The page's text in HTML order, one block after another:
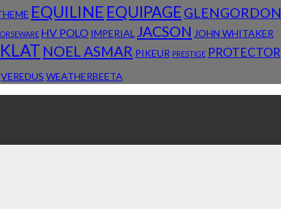
EQUILINE EQUIPAGE GLENGORDON
HV POLO IMPERIAL JACSON JOHN WHITAKER
NOEL ASMAR PIKEUR PRESTIGE PROTECTOR
VEREDUS WEATHERBEETA